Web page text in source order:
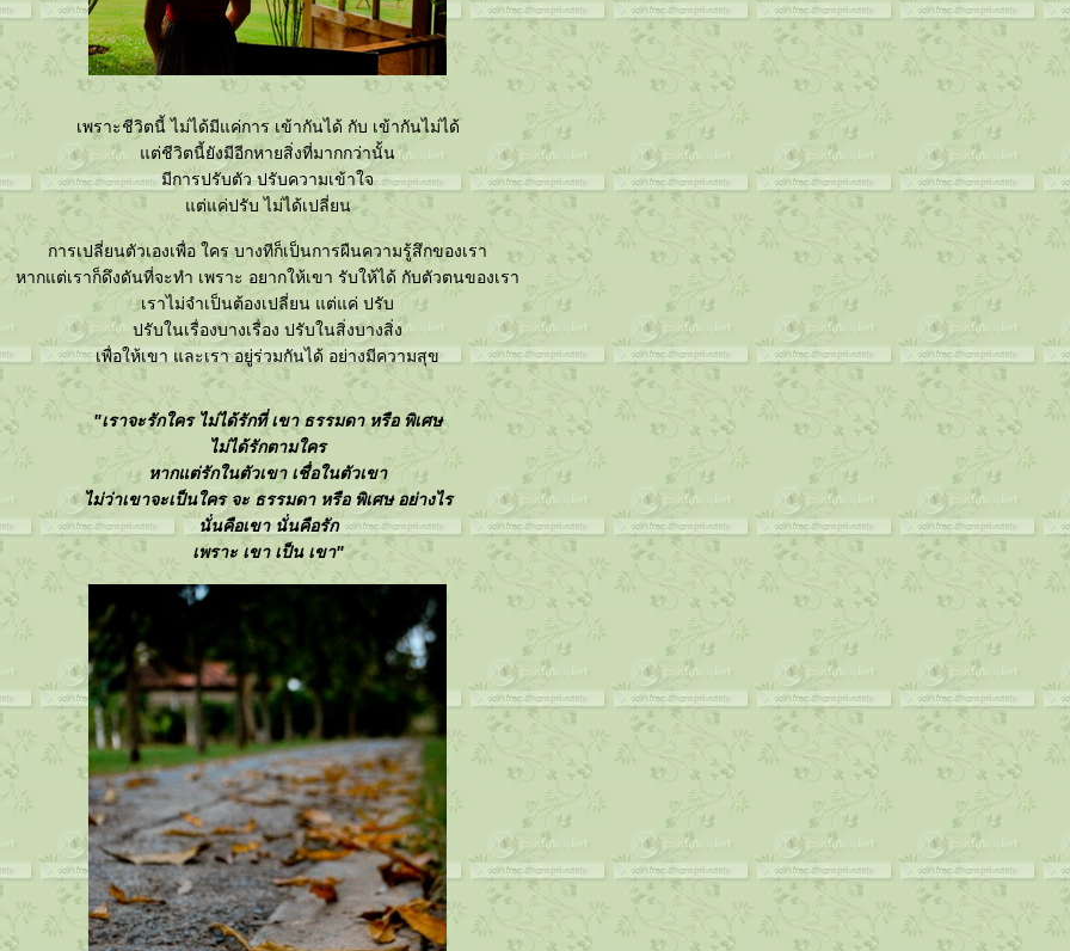
เพราะชีวิตนี้ ไม่ได้มีแค่การ เข้ากันได้ กับ เข้ากันไม่ได้
ต่ชีวิตนี้ยังมีอีกหายสิ่งที่มากกว่านั้น
มีการปรับตัว ปรับความเข้าใจ
ต่แค่ปรับ ไม่ได้เปลี่ยน
การเปลี่ยนตัวเองเพื่อ ใคร บางทีก็เป็นการผืนความรู้สึกของเรา
หากแต่เราก็ดึงดันที่จะทำ เพราะ อยากให้เขา รับให้ได้ กับตัวตนของเรา
เราไม่จำเป็นต้องเปลี่ยน แต่แค่ ปรับ
ปรับในเรื่องบางเรื่อง ปรับในสิ่งบางสิ่ง
เพื่อให้เขา และเรา อยู่ร่วมกันได้ อย่างมีความสุข
"เราจะรักใคร ไม่ได้รักที่ เขา ธรรมดา หรือ พิเศษ
ไม่ได้รักตามใคร
หากแต่รักในตัวเขา เชื่อในตัวเขา
ไม่ว่าเขาจะเป็นใคร จะ ธรรมดา หรือ พิเศษ อย่างไร
นั่นคือเขา นั่นคือรัก
เพราะ เขา เป็น เขา"